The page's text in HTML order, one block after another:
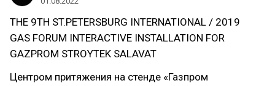
THE 9TH ST.PETERSBURG INTERNATIONAL / 2019
GAS FORUM INTERACTIVE INSTALLATION FOR
GAZPROM STROYTEK SALAVAT
Центром притяжения на стенде «Газпром